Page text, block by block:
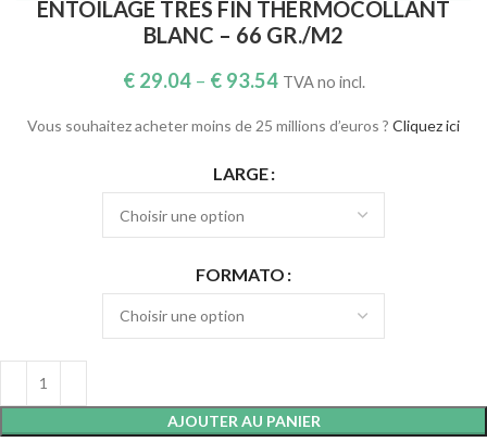
ENTOILAGE TRÈS FIN THERMOCOLLANT
BLANC – 66 GR./M2
€29.04– €93.54 TVA no incl.
Vous souhaitez acheter moins de 25 millions d’euros ? Cliquez ici
LARGE
FORMATO
AJOUTER AU PANIER